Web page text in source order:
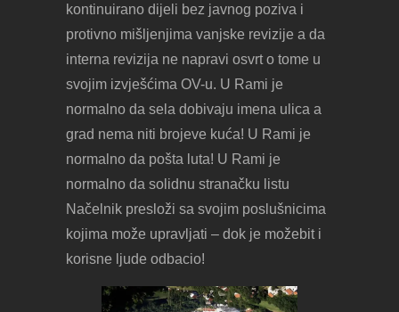
kontinuirano dijeli bez javnog poziva i
protivno mišljenjima vanjske revizije a da
interna revizija ne napravi osvrt o tome u
svojim izvješćima OV-u. U Rami je
normalno da sela dobivaju imena ulica a
grad nema niti brojeve kuća! U Rami je
normalno da pošta luta! U Rami je
normalno da solidnu stranačku listu
Načelnik presloži sa svojim poslušnicima
kojima može upravljati – dok je možebit i
korisne ljude odbacio!